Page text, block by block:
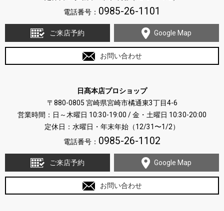
電話番号： 0985-26-1101
ご来店予約 Google Map
お問い合わせ
日髙本店プロショップ
〒880-0805 宮崎県宮崎市橘通東3丁目4-6
営業時間：日～木曜日 10:30-19:00 / 金・土曜日 10:30-20:00
定休日：水曜日・年末年始（12/31〜1/2）
電話番号： 0985-26-1102
ご来店予約 Google Map
お問い合わせ